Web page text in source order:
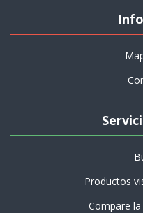
Productos
Compare